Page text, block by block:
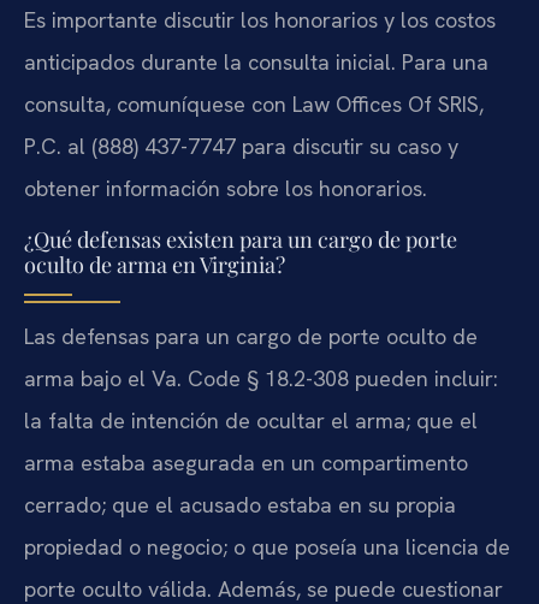
Es importante discutir los honorarios y los costos
anticipados durante la consulta inicial. Para una
consulta, comuníquese con Law Offices Of SRIS,
P.C. al (888) 437-7747 para discutir su caso y
obtener información sobre los honorarios.
¿Qué defensas existen para un cargo de porte
oculto de arma en Virginia?
Las defensas para un cargo de porte oculto de
arma bajo el Va. Code § 18.2-308 pueden incluir:
la falta de intención de ocultar el arma; que el
arma estaba asegurada en un compartimento
cerrado; que el acusado estaba en su propia
propiedad o negocio; o que poseía una licencia de
porte oculto válida. Además, se puede cuestionar